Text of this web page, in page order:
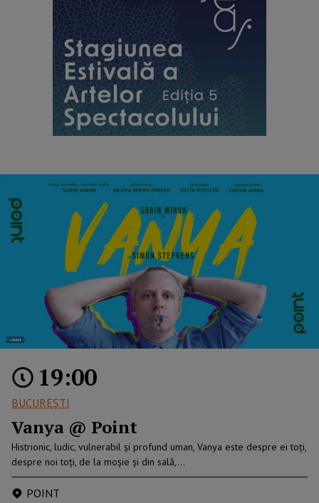
19:00
BUCUREŞTI
Vanya @ Point
Histrionic, ludic, vulnerabil și profund uman, Vanya este despre ei toți,
despre noi toți, de la moșie și din sală,…
POINT